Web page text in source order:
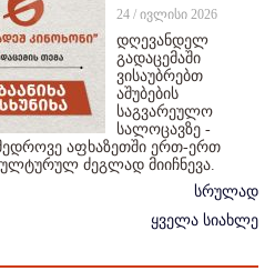
24 / ივლისი 2026
დღევანდელ
გადაცემაში
ვისაუბრებთ
აშუბების
საგვარეულო
სალოცავზე -
აფხაზეთში ერთ-ერთ
ძეგლად მიიჩნევა.
სრულად
ყველა სიახლე